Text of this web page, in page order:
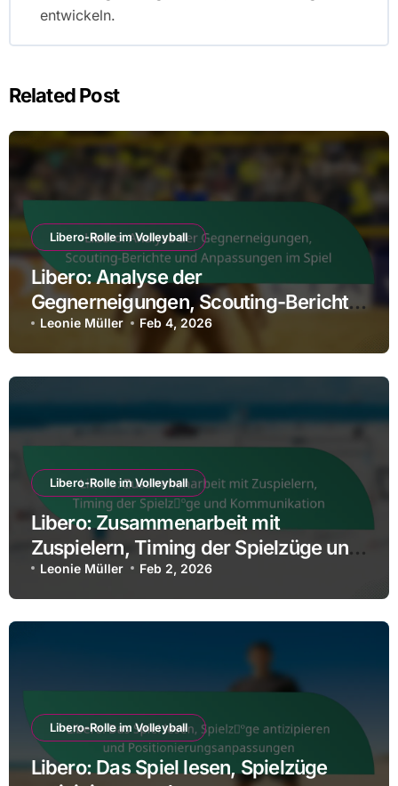
entwickeln.
Related Post
Libero-Rolle im Volleyball
Libero: Analyse der
Gegnerneigungen, Scouting-Berichte
und Anpassungen im Spiel
Leonie Müller Feb 4, 2026
Libero-Rolle im Volleyball
Libero: Zusammenarbeit mit
Zuspielern, Timing der Spielzüge und
Kommunikation
Leonie Müller Feb 2, 2026
Libero-Rolle im Volleyball
Libero: Das Spiel lesen, Spielzüge